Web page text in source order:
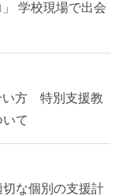
学校現場で出会
い方 特別支援教
て
な個別の支援計